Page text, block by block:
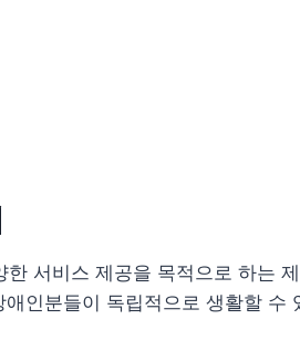
서비스 제공을 목적으로 하는
인분들이 독립적으로 생활할 수